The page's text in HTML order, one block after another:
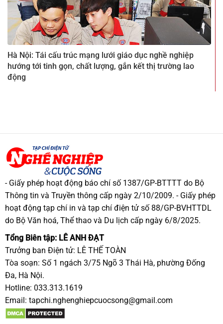
Hà Nội: Tái cấu trúc mạng lưới giáo dục nghề nghiệp
hướng tới tinh gọn, chất lượng, gắn kết thị trường lao
động
- Giấy phép hoạt động báo chí số 1387/GP-BTTTT do Bộ
Thông tin và Truyền thông cấp ngày 2/10/2009. - Giấy phép
hoạt động tạp chí in và tạp chí điện tử số 88/GP-BVHTTDL
do Bộ Văn hoá, Thể thao và Du lịch cấp ngày 6/8/2025.
Tổng Biên tập: LÊ ANH ĐẠT
Trưởng ban Điện tử: LÊ THẾ TOÀN
Tòa soạn: Số 1 ngách 3/75 Ngõ 3 Thái Hà, phường Đống
Đa, Hà Nội.
Hotline: 033.313.1619
Email: tapchi.nghenghiepcuocsong@gmail.com